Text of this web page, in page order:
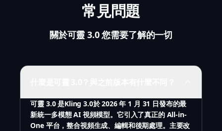
常見問題
關於可靈 3.0 您需要了解的一切
可靈 3.0 是Kling 3.0於 2026 年 1 月 31 日發布的最
新統一多模態 AI 視頻模型。它引入了真正的 All-in-
One 平台，整合視頻生成、編輯和後期處理。主要改